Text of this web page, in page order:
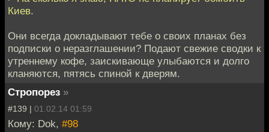
Киев.
Они всегда докладывают тебе о своих планах без
подписки о неразглашении? Подают свежие сводки к
утреннему кофе, заискивающе улыбаются и долго
кланяются, пятясь спиной к дверям.
Стропорез »
#139 | 01.02.14 01:59
Кому: Dok, #98